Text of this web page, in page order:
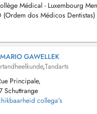
Médical - Luxembourg
(Ordem dos Médicos
GAWELLEK
,Tandarts
Principale,
Schuttrange
collega's